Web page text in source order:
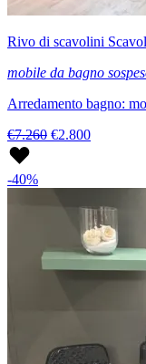
Rivo di scavolini
mobile da bagno
Arredamento bagno:
€7.260 €2.800
-40%